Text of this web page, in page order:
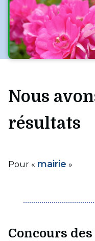
Nous
résultats
Pour « mairie »
Concours